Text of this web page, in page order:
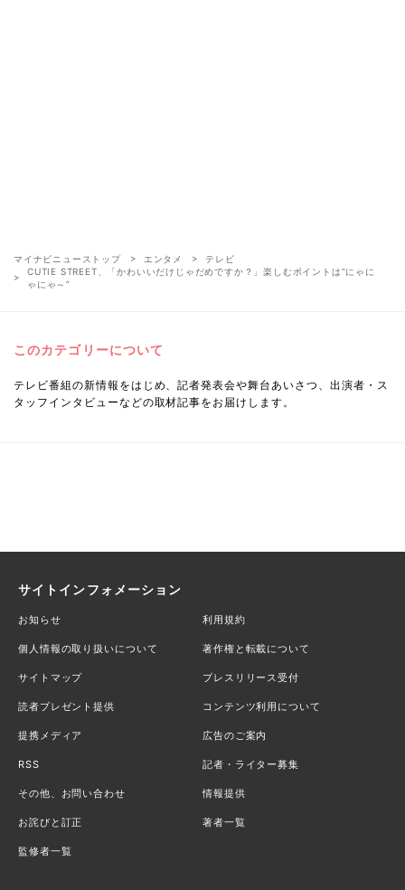
マイナビニューストップ エンタメ
テレビ
CUTIE STREET、「かわいいだけじゃだめですか？」楽しむポイントは“にゃに
ゃにゃ～”
このカテゴリーについて
テレビ番組の新情報をはじめ、記者発表会や舞台あいさつ、出演者・ス
タッフインタビューなどの取材記事をお届けします。
サイトインフォメーション
お知らせ 利用規約
個人情報の取り扱いについて 著作権と転載について
サイトマップ プレスリリース受付
読者プレゼント提供 コンテンツ利用について
提携メディア 広告のご案内
RSS 記者・ライター募集
その他、お問い合わせ 情報提供
お詫びと訂正 著者一覧
監修者一覧